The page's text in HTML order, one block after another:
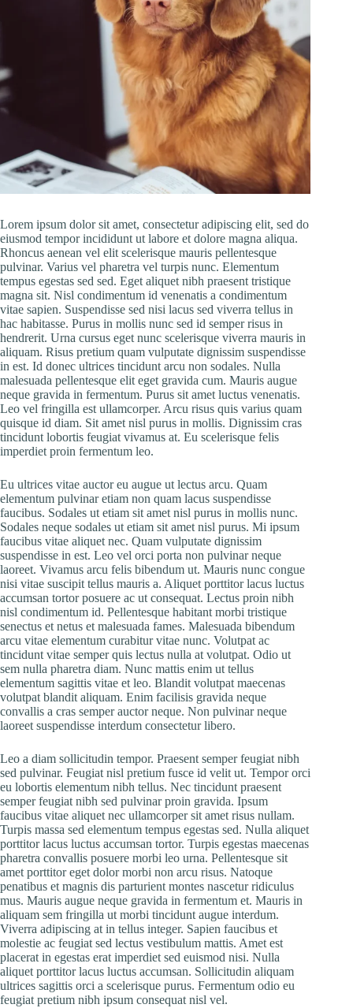
Lorem ipsum dolor sit amet, consectetur adipiscing elit, sed do
eiusmod tempor incididunt ut labore et dolore magna aliqua.
Rhoncus aenean vel elit scelerisque mauris pellentesque
pulvinar. Varius vel pharetra vel turpis nunc. Elementum
tempus egestas sed sed. Eget aliquet nibh praesent tristique
magna sit. Nisl condimentum id venenatis a condimentum
vitae sapien. Suspendisse sed nisi lacus sed viverra tellus in
hac habitasse. Purus in mollis nunc sed id semper risus in
hendrerit. Urna cursus eget nunc scelerisque viverra mauris in
aliquam. Risus pretium quam vulputate dignissim suspendisse
in est. Id donec ultrices tincidunt arcu non sodales. Nulla
malesuada pellentesque elit eget gravida cum. Mauris augue
neque gravida in fermentum. Purus sit amet luctus venenatis.
Leo vel fringilla est ullamcorper. Arcu risus quis varius quam
quisque id diam. Sit amet nisl purus in mollis. Dignissim cras
tincidunt lobortis feugiat vivamus at. Eu scelerisque felis
imperdiet proin fermentum leo.
Eu ultrices vitae auctor eu augue ut lectus arcu. Quam
elementum pulvinar etiam non quam lacus suspendisse
faucibus. Sodales ut etiam sit amet nisl purus in mollis nunc.
Sodales neque sodales ut etiam sit amet nisl purus. Mi ipsum
faucibus vitae aliquet nec. Quam vulputate dignissim
suspendisse in est. Leo vel orci porta non pulvinar neque
laoreet. Vivamus arcu felis bibendum ut. Mauris nunc congue
nisi vitae suscipit tellus mauris a. Aliquet porttitor lacus luctus
accumsan tortor posuere ac ut consequat. Lectus proin nibh
nisl condimentum id. Pellentesque habitant morbi tristique
senectus et netus et malesuada fames. Malesuada bibendum
arcu vitae elementum curabitur vitae nunc. Volutpat ac
tincidunt vitae semper quis lectus nulla at volutpat. Odio ut
sem nulla pharetra diam. Nunc mattis enim ut tellus
elementum sagittis vitae et leo. Blandit volutpat maecenas
volutpat blandit aliquam. Enim facilisis gravida neque
convallis a cras semper auctor neque. Non pulvinar neque
laoreet suspendisse interdum consectetur libero.
Leo a diam sollicitudin tempor. Praesent semper feugiat nibh
sed pulvinar. Feugiat nisl pretium fusce id velit ut. Tempor orci
eu lobortis elementum nibh tellus. Nec tincidunt praesent
semper feugiat nibh sed pulvinar proin gravida. Ipsum
faucibus vitae aliquet nec ullamcorper sit amet risus nullam.
Turpis massa sed elementum tempus egestas sed. Nulla aliquet
porttitor lacus luctus accumsan tortor. Turpis egestas maecenas
pharetra convallis posuere morbi leo urna. Pellentesque sit
amet porttitor eget dolor morbi non arcu risus. Natoque
penatibus et magnis dis parturient montes nascetur ridiculus
mus. Mauris augue neque gravida in fermentum et. Mauris in
aliquam sem fringilla ut morbi tincidunt augue interdum.
Viverra adipiscing at in tellus integer. Sapien faucibus et
molestie ac feugiat sed lectus vestibulum mattis. Amet est
placerat in egestas erat imperdiet sed euismod nisi. Nulla
aliquet porttitor lacus luctus accumsan. Sollicitudin aliquam
ultrices sagittis orci a scelerisque purus. Fermentum odio eu
feugiat pretium nibh ipsum consequat nisl vel.